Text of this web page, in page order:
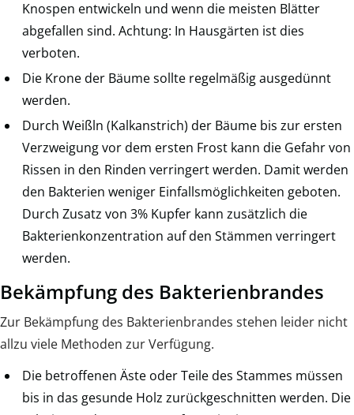
Knospen entwickeln und wenn die meisten Blätter
abgefallen sind. Achtung: In Hausgärten ist dies
verboten.
Die Krone der Bäume sollte regelmäßig ausgedünnt
werden.
Durch Weißln (Kalkanstrich) der Bäume bis zur ersten
Verzweigung vor dem ersten Frost kann die Gefahr von
Rissen in den Rinden verringert werden. Damit werden
den Bakterien weniger Einfallsmöglichkeiten geboten.
Durch Zusatz von 3% Kupfer kann zusätzlich die
Bakterienkonzentration auf den Stämmen verringert
werden.
Bekämpfung des Bakterienbrandes
Zur Bekämpfung des Bakterienbrandes stehen leider nicht
allzu viele Methoden zur Verfügung.
Die betroffenen Äste oder Teile des Stammes müssen
bis in das gesunde Holz zurückgeschnitten werden. Die